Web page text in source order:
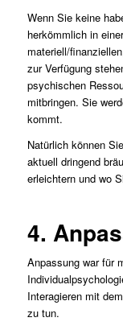
Wenn Sie keine
herkömmlich in
materiell/
zur Verfügung
psychischen
mitbringen. Sie
kommt.
Natürlich können
aktuell dringend
erleichtern und wo
4.
Anpassung war für
Interagieren mit
zu tun.